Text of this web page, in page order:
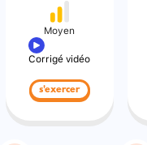
Moyen
Corrigé vidéo
s'exercer